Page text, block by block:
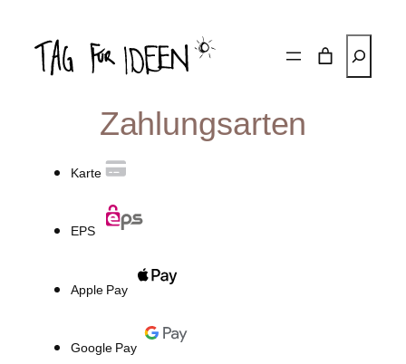
Inhalt
springen
Zahlungsarten
Karte
EPS
Apple Pay
Google Pay